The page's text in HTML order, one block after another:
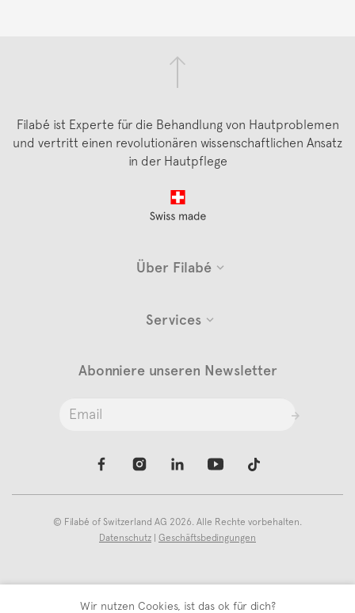
Wir nutzen Cookies, ist das ok für dich?
Filabé ist Experte für die Behandlung von Hautproblemen
und vertritt einen revolutionären wissenschaftlichen Ansatz
in der Hautpflege
Services
Über Filabé
Abonniere unseren Newsletter
© Filabé of Switzerland AG 2026. Alle Rechte vorbehalten.
Datenschutz
Geschäftsbedingungen